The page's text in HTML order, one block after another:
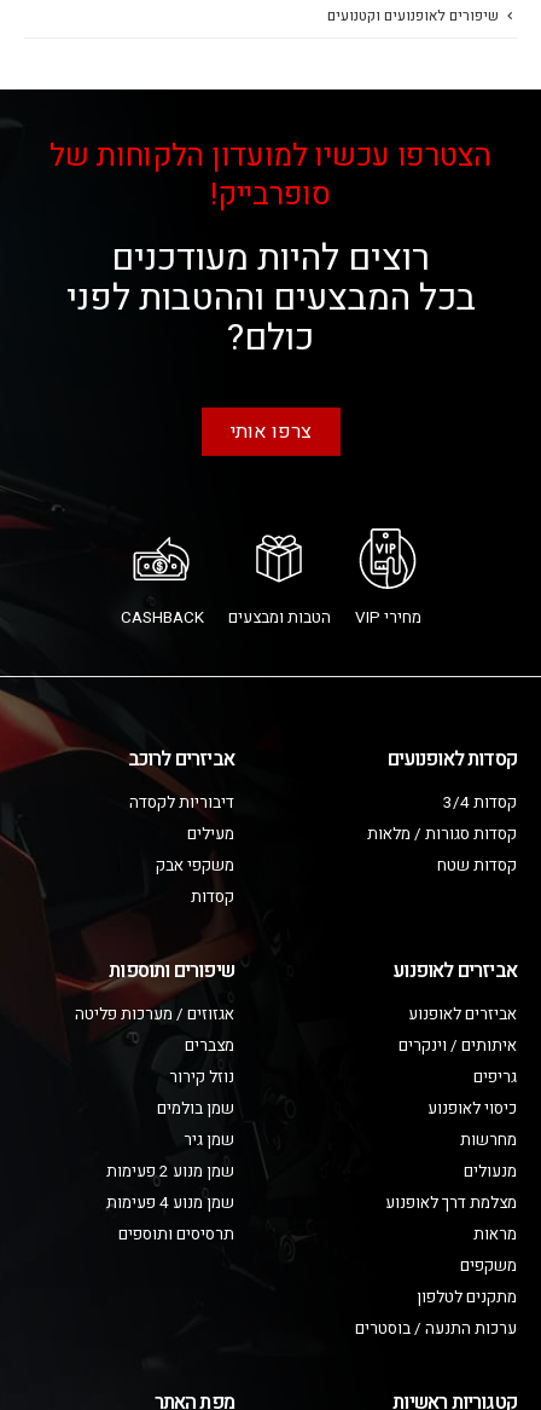
שיפורים לאופנועים וקטנועים
הצטרפו עכשיו למועדון הלקוחות של
סופרבייק!
רוצים להיות מעודכנים
בכל המבצעים וההטבות לפני
כולם?
צרפו אותי
מחירי VIP הטבות ומבצעים CASHBACK
קסדות לאופנועים
קסדות 3/4
קסדות סגורות / מלאות
קסדות שטח
אביזרים לרוכב
דיבוריות לקסדה
מעילים
משקפי אבק
קסדות
אביזרים לאופנוע
אביזרים לאופנוע
איתותים / וינקרים
גריפים
כיסוי לאופנוע
מחרשות
מנעולים
מצלמת דרך לאופנוע
מראות
משקפים
מתקנים לטלפון
ערכות התנעה / בוסטרים
שיפורים ותוספות
אגזוזים / מערכות פליטה
מצברים
נוזל קירור
שמן בולמים
שמן גיר
שמן מנוע 2 פעימות
שמן מנוע 4 פעימות
תרסיסים ותוספים
קטגוריות ראשיות מפת האתר